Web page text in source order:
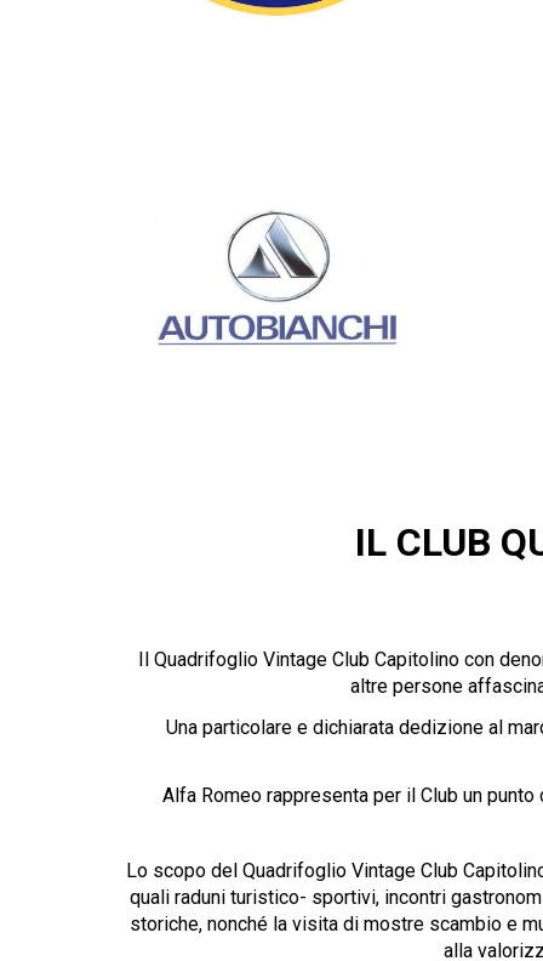
IL CLUB
Il Quadrifoglio Vintage Club Capitolino con
altre persone
Una particolare e dichiarata dedizione al
Alfa Romeo rappresenta per il Club un
Lo scopo del Quadrifoglio Vintage Club
quali raduni turistico- sportivi, incontri
storiche, nonché la visita di mostre scambio e
alla